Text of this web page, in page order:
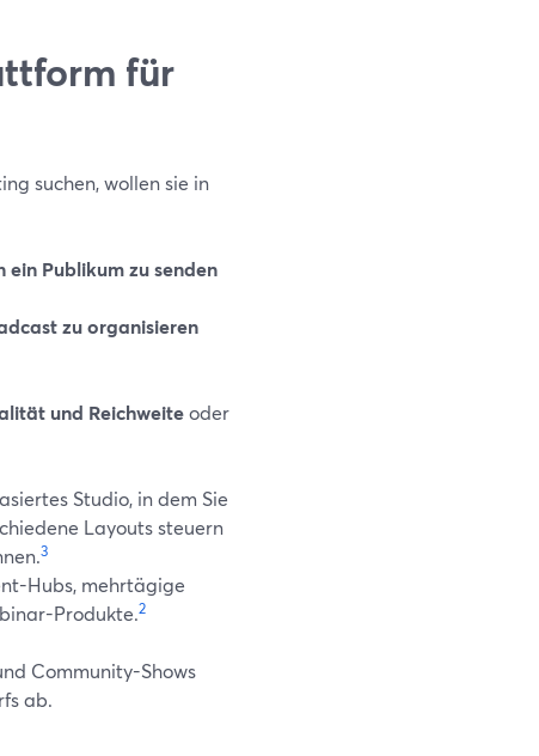
für
suchen, wollen sie in
Publikum zu senden
zu organisieren
und Reichweiteoder
Studio, in dem Sie
Layouts steuern
3
Hubs, mehrtägige
Produkte.2
Community-Shows
ab.